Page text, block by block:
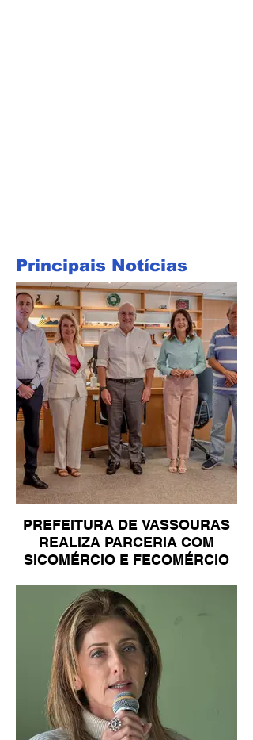
Principais Notícias
PREFEITURA DE VASSOURAS
REALIZA PARCERIA COM
SICOMÉRCIO E FECOMÉRCIO